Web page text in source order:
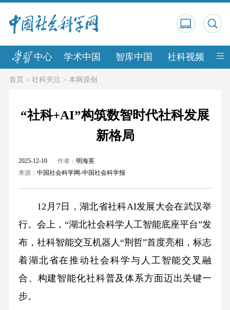
中心 学术中国 智库中国 社科视频 中
首页> 社科关注 > 本网原创
“社科+AI”构筑数智时代社科发展
新格局
2025-12-10 作者： 明海英
来源： 中国社会科学网-中国社会科学报
12月7日，湖北省社科AI发展大会在武汉举
行。会上，“湖北社会科学人工智能底座平台”发
布，社科智能交互机器人“荆哲”首度亮相，标志
着湖北省在推动社会科学与人工智能交叉融
合、构建智能化社科普及体系方面迈出关键一
步。